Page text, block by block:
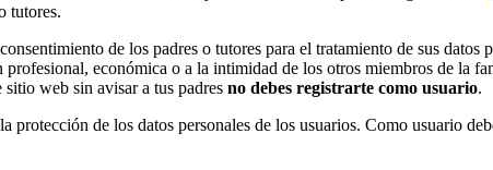
tutores.
de los padres o tutores para el tratamiento de sus datos
económica o a la intimidad de los otros miembros de la
sitio web sin avisar a tus padres no debes registrarte como usuario.
protección de los datos personales de los usuarios. Como usuario